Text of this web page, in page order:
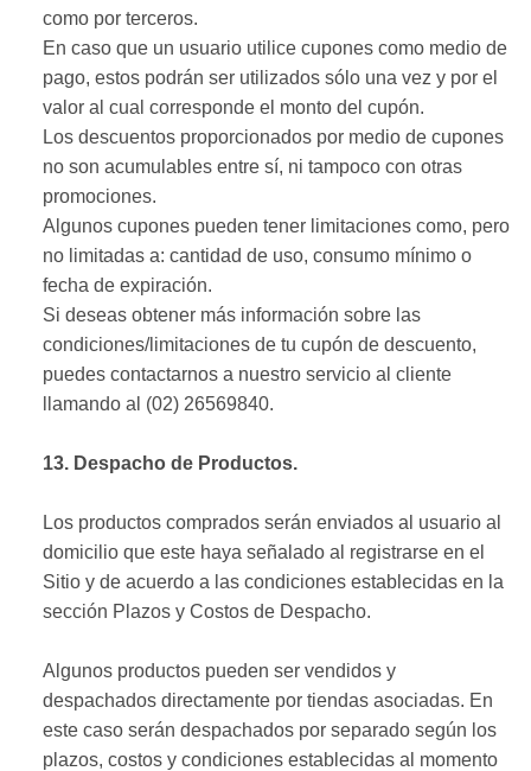
como por terceros.
En caso que un usuario utilice cupones como medio de
pago, estos podrán ser utilizados sólo una vez y por el
valor al cual corresponde el monto del cupón.
Los descuentos proporcionados por medio de cupones
no son acumulables entre sí, ni tampoco con otras
promociones.
Algunos cupones pueden tener limitaciones como, pero
no limitadas a: cantidad de uso, consumo mínimo o
fecha de expiración.
Si deseas obtener más información sobre las
condiciones/limitaciones de tu cupón de descuento,
puedes contactarnos a nuestro servicio al cliente
llamando al (02) 26569840.
13. Despacho de Productos.
Los productos comprados serán enviados al usuario al
domicilio que este haya señalado al registrarse en el
Sitio y de acuerdo a las condiciones establecidas en la
sección Plazos y Costos de Despacho.
Algunos productos pueden ser vendidos y
despachados directamente por tiendas asociadas. En
este caso serán despachados por separado según los
plazos, costos y condiciones establecidas al momento